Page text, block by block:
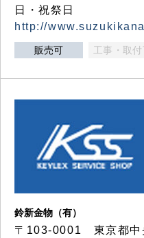
日・祝祭日
http://
販売可 工事・取付
鈴新金物（有）
〒103-0001 東京都中